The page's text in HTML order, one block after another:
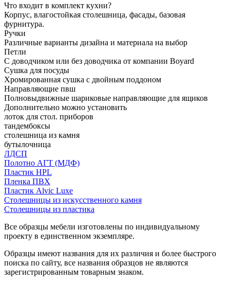
Что входит в комплект кухни?
Корпус, влагостойкая столешница, фасады, базовая
фурнитура.
Ручки
Различные варианты дизайна и материала на выбор
Петли
С доводчиком или без доводчика от компании Boyard
Сушка для посуды
Хромированная сушка с двойным поддоном
Направляющие пвш
Полновыдвижные шариковые направляющие для ящиков
Дополнительно можно установить
лоток для стол. приборов
тандембоксы
столешница из камня
бутылочница
ЛДСП
Полотно АГТ (МДФ)
Пластик HPL
Пленка ПВХ
Пластик Alvic Luxe
Столешницы из искусственного камня
Столешницы из пластика
Все образцы мебели изготовлены по индивидуальному
проекту в единственном экземпляре.
Образцы имеют названия для их различия и более быстрого
поиска по сайту, все названия образцов не являются
зарегистрированным товарным знаком.